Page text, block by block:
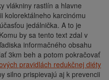
vlákniny rastlín a hlavne
kolorektálneho karcinómu
jedálnička. A to je
by sa tento text zdal v
informačného obsahu
3km beh a potom pokračovať
pravidlách redukčnej diéty
silno prispievajú aj k prevencii